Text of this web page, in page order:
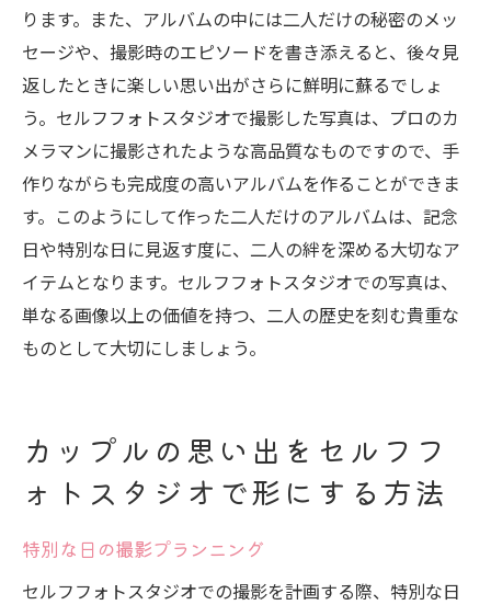
ります。また、アルバムの中には二人だけの秘密のメッ
セージや、撮影時のエピソードを書き添えると、後々見
返したときに楽しい思い出がさらに鮮明に蘇るでしょ
う。セルフフォトスタジオで撮影した写真は、プロのカ
メラマンに撮影されたような高品質なものですので、手
作りながらも完成度の高いアルバムを作ることができま
す。このようにして作った二人だけのアルバムは、記念
日や特別な日に見返す度に、二人の絆を深める大切なア
イテムとなります。セルフフォトスタジオでの写真は、
単なる画像以上の価値を持つ、二人の歴史を刻む貴重な
ものとして大切にしましょう。
カップルの思い出をセルフフ
ォトスタジオで形にする方法
特別な日の撮影プランニング
セルフフォトスタジオでの撮影を計画する際、特別な日